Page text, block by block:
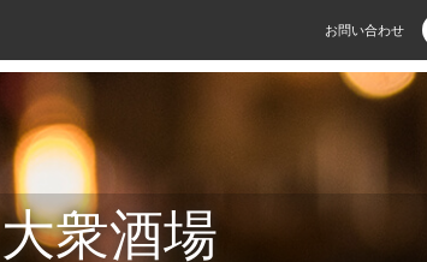
お問い合わせ
大衆酒場